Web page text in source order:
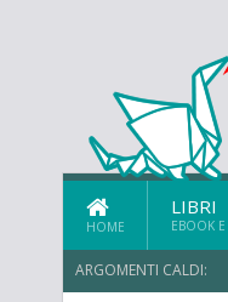
HOME
LIBRI
EBOOK E
ARGOMENTI CALDI: